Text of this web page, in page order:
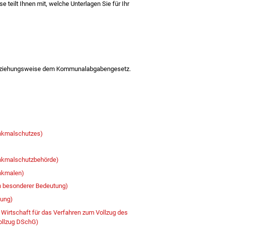
teilt Ihnen mit, welche Unterlagen Sie für Ihr
dem Kommunalabgabengesetz.
Bedeutung)
für das Verfahren zum Vollzug des
DSchG)